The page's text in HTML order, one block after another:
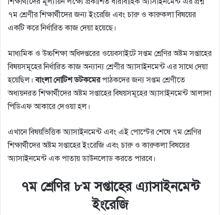
৭ম শ্রেণীর শিক্ষার্থীদের জন্য ইংরেজি এবং চারু ও কারুকলা বিষয়ের
একটি করে নির্ধারিত কাজ দেয়া হয়েছে।
মাধ্যমিক ও উচ্চশিক্ষা অধিদপ্তরের ওয়েবসাইটে সপ্তম শ্রেণির অষ্টম সপ্তাহের
বিষয়সমূহের নির্ধারিত কাজ অন্যান্য শ্রেণীর অ্যাসাইনমেন্ট এর সাথে দেয়া
হয়েছিল।বাংলা নোটিশ ডটকমেরপাঠকদের জন্য সপ্তম শ্রেণীতে
অধ্যয়নরত শিক্ষার্থীদের অষ্টম সপ্তাহের বিষয়সমূহের অ্যাসাইনমেন্ট আলাদা
পিডিএফ আকারে দেওয়া হল।
এখানে বিষয়ভিত্তিক অ্যাসাইনমেন্ট এবং এই পোস্টের শেষে ৭ম শ্রেণির
শিক্ষার্থীদের অষ্টম সপ্তাহের ইংরেজি এবং চারু ও কারুকলা বিষয়ের
অ্যাসাইনমেন্ট এক পাতায় ডাউনলোড করতে পারবে।
৭ম শ্রেণির ৮ম সপ্তাহের এ্যাসাইনমেন্ট
ইংরেজি